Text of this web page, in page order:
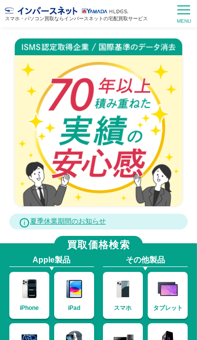
スマホ・パソコン買取ならインバースネットの宅配買取サービス
夏季休業期間のお知らせ
買取価格検索
Apple製品
iPhone iPad
その他製品
スマホ タブレット